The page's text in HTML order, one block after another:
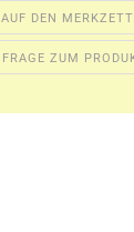
AUF DEN
FRAGE ZUM